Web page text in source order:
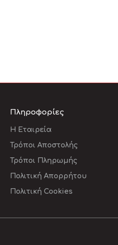
Πληροφορίες
Η Εταιρεία
Τρόποι Αποστολής
Τρόποι Πληρωμής
Πολιτική Απορρήτου
Πολιτική Cookies